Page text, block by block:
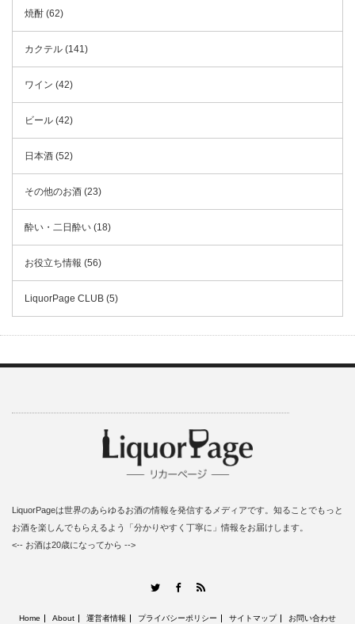
焼酎 (62)
カクテル (141)
ワイン (42)
ビール (42)
日本酒 (52)
その他のお酒 (23)
酔い・二日酔い (18)
お役立ち情報 (56)
LiquorPage CLUB (5)
LiquorPageは世界のあらゆるお酒の情報を発信するメディアです。知ることでもっと
お酒を楽しんでもらえるよう「分かりやすく丁寧に」情報をお届けします。
<-- お酒は20歳になってから -->
TwitterFacebook
Home About 運営者情報 プライバシーポリシー サイトマップ お問い合わせ